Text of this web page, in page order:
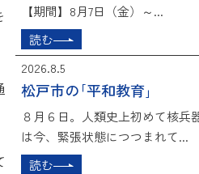
【期間】8月7日（金）～...
読む
2026.8.5
松戸市の｢平和教育｣
８月６日。人類史上初めて核兵
は今、緊張状態につつまれて...
読む